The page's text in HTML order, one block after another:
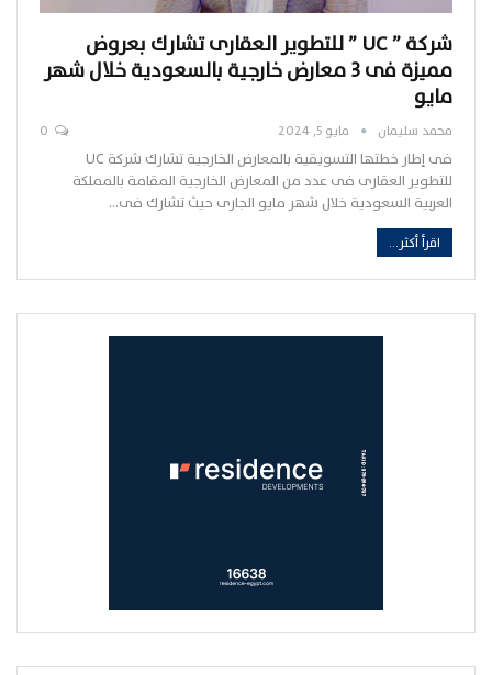
شركة ” UC ” للتطوير العقارى تشارك بعروض
مميزة فى ٣ معارض خارجية بالسعودية خلال شهر
مايو
محمد سليمان مايو 5, 2024
فى إطار خطتها التسويقية بالمعارض الخارجية تشارك شركة UC
للتطوير العقارى فى عدد من المعارض الخارجية المقامة بالمملكة
العربية السعودية خلال شهر مايو الجارى حيث تشارك فى…
اقرأ أكثر...